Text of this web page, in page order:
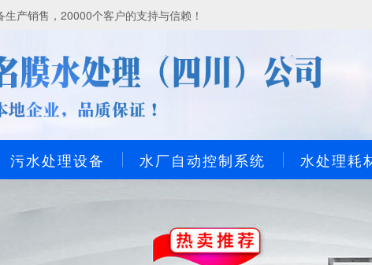
产销售，20000个客户的支持与信赖！
污水处理设备 水厂自动控制系统 水处理耗